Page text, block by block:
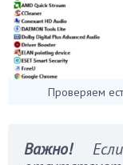
Проверяем
Важно!